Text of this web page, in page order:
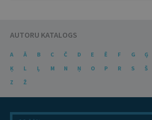
AUTORU KATALOGS
A Ā B C Č D E Ē F G Ģ
Ķ
L Ļ M N Ņ O P R S Š
Z
Ž